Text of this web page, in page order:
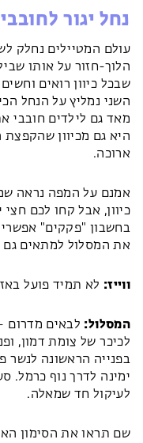
נחל יגור
עולם המטיילים נחלק
הלוך-חזור על אותו
שבכל כיוון רואים
השני נמליץ על הנחל
מאד גם לילדים חובבי
היא גם מכיוון
ארוכה.
כיוון, אבל קחו לכם
בחשבון "פקקים"
את המסלול למתאים גם
ווייז: לא תמיד פועל
המסלול: לבאים מדרום
בפנייה הראשונה לנשר
לעיקול חד שמאלה.
שם תראו את הסימון